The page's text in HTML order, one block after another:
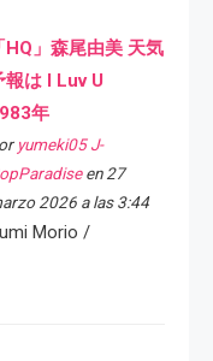
HQ」森尾由美 天気
報は I Luv U
年
yumeki05 J-
en 27
2026 a las 3:44
Morio /